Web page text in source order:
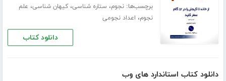
برچسب‌ها:نجوم، ستاره شناسی،کیهان شناسی، علم
نجوم، اعداد نجومی
دانلود کتاب
دانلود کتاب استاندارد های وب